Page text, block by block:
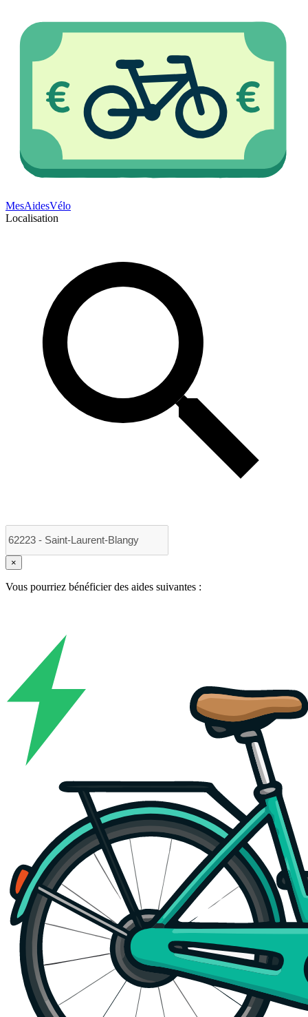
MesAidesVélo
Localisation
×
Vous pourriez bénéficier des aides suivantes :